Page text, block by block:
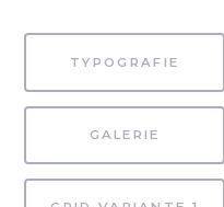
TYPOGRAFIE
GALERIE